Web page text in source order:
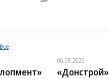
Все
06.08.2026
«Донстрой»